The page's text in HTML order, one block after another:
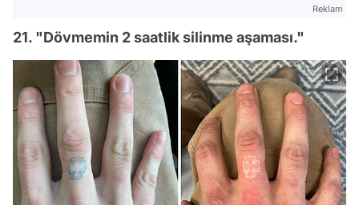
Reklam
21. "Dövmemin 2 saatlik silinme aşaması."